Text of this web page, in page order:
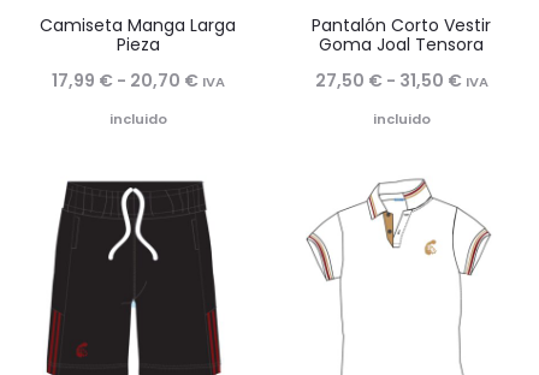
Camiseta Manga Larga
Pieza
17,99 € - 20,70 €Rango
desde
17,99 €
hasta
20,70 €
IVA
incluido
Pantalón Corto Vestir
Goma Joal Tensora
27,50 € - 31,50 €Rango
27,50 €
hasta
31,50 €
IVA
incluido